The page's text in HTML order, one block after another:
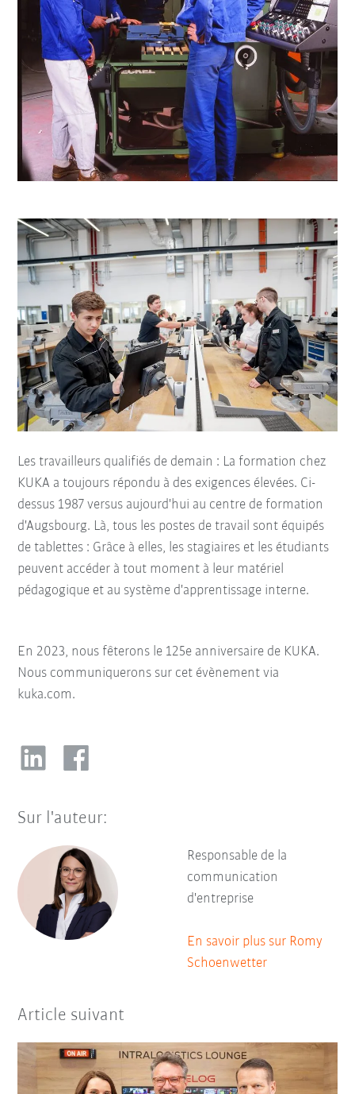
Les travailleurs qualifiés de demain : La formation chez
KUKA a toujours répondu à des exigences élevées. Ci-
dessus 1987 versus aujourd'hui au centre de formation
d'Augsbourg. Là, tous les postes de travail sont équipés
de tablettes : Grâce à elles, les stagiaires et les étudiants
peuvent accéder à tout moment à leur matériel
pédagogique et au système d'apprentissage interne.
En 2023, nous fêterons le 125e anniversaire de KUKA.
Nous communiquerons sur cet évènement via
kuka.com.
Sur l'auteur:
Responsable de la
communication
d'entreprise
En savoir plus sur Romy
Schoenwetter
Article suivant